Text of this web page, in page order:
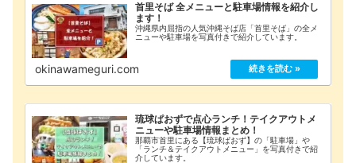
首里そば 全メニューと駐車場情報を紹介し
ます！
沖縄県内屈指の人気沖縄そば店「首里そば」の全メ
ニューや駐車場を写真付きで紹介しています。
okinawameguri.com
琉球ぱおずで点心ランチ！テイクアウトメ
ニューや駐車場情報まとめ！
那覇市首里にある【琉球ぱおず】の「駐車場」や
「ランチ＆テイクアウトメニュー」を写真付きで紹
介しています。